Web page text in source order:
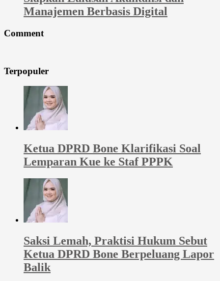
Manajemen Berbasis Digital
Comment
Terpopuler
Ketua DPRD Bone Klarifikasi Soal
Lemparan Kue ke Staf PPPK
Saksi Lemah, Praktisi Hukum Sebut
Ketua DPRD Bone Berpeluang Lapor
Balik